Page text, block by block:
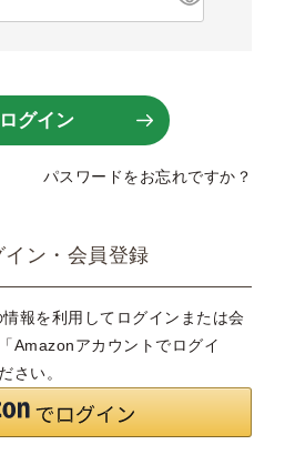
ログイン
パスワードをお忘れですか？
ン・会員登録
報を利用してログインまたは会
Amazonアカウントでログイ
さい。